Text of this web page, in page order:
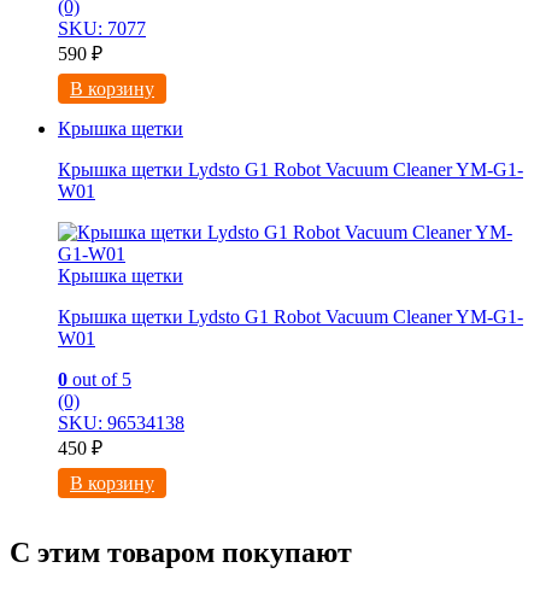
(0)
SKU: 7077
590 ₽
В корзину
Крышка щетки
Крышка щетки Lydsto G1 Robot Vacuum Cleaner YM-G1-
W01
Крышка щетки
Крышка щетки Lydsto G1 Robot Vacuum Cleaner YM-G1-
W01
0 out of 5
(0)
SKU: 96534138
450 ₽
В корзину
С этим товаром покупают